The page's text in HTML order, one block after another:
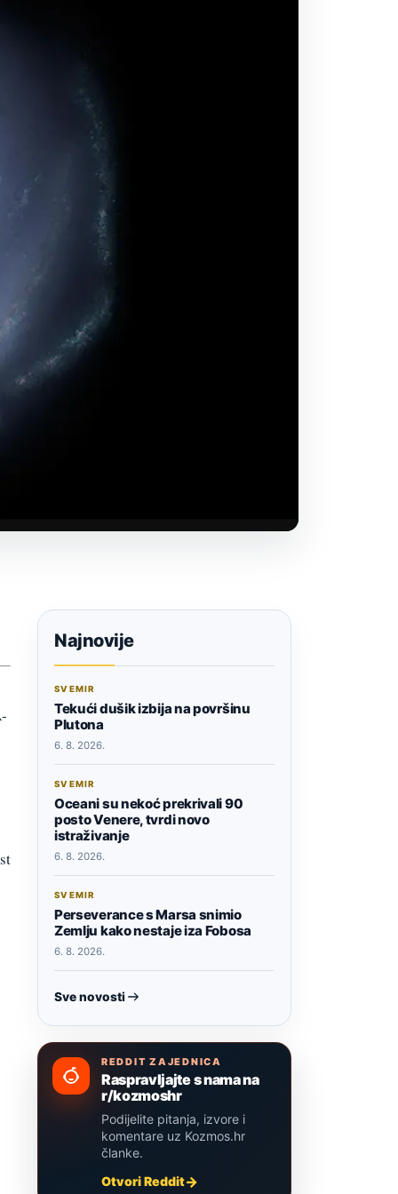
Najnovije
SVEMIR
Tekući dušik izbija na površinu
Plutona
6. 8. 2026.
SVEMIR
Oceani su nekoć prekrivali 90
posto Venere, tvrdi novo
istraživanje
6. 8. 2026.
SVEMIR
Perseverance s Marsa snimio
Zemlju kako nestaje iza Fobosa
6. 8. 2026.
Sve novosti
REDDIT ZAJEDNICA
Raspravljajte s nama na
r/kozmoshr
Podijelite pitanja, izvore i
komentare uz Kozmos.hr
članke.
Otvori Reddit